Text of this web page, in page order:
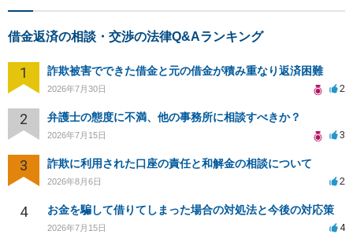
借金返済の相談・交渉の法律Q&Aランキング
1 詐欺被害でできた借金と元の借金が積み重なり返済困難
2026年7月30日 2
2 弁護士の態度に不満、他の事務所に相談すべきか？
2026年7月15日 3
3 詐欺に利用された口座の責任と和解金の相談について
2026年8月6日 2
4 お金を騙して借りてしまった場合の対処法と今後の対応策
2026年7月15日 4